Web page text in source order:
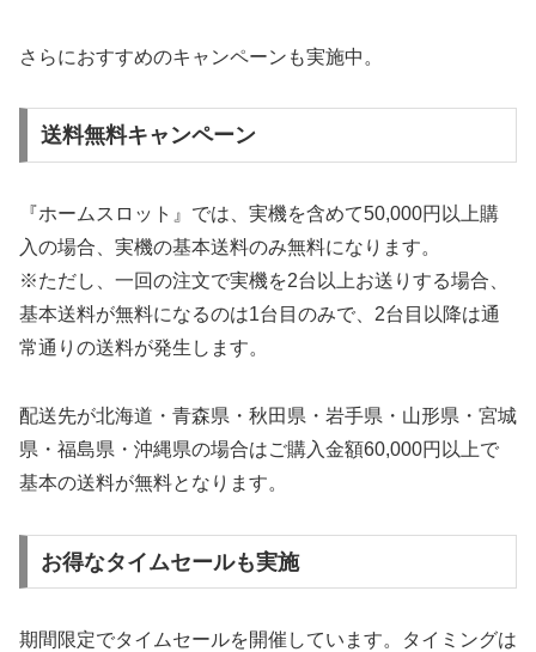
さらにおすすめのキャンペーンも実施中。
送料無料キャンペーン
『ホームスロット』では、実機を含めて50,000円以上購
入の場合、実機の基本送料のみ無料になります。
※ただし、一回の注文で実機を2台以上お送りする場合、
基本送料が無料になるのは1台目のみで、2台目以降は通
常通りの送料が発生します。
配送先が北海道・青森県・秋田県・岩手県・山形県・宮城
県・福島県・沖縄県の場合はご購入金額60,000円以上で
基本の送料が無料となります。
お得なタイムセールも実施
期間限定でタイムセールを開催しています。タイミングは